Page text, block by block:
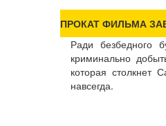
ПРОКАТ ФИЛЬМА
Ради безбедного
криминально
которая столкнет
навсегда.